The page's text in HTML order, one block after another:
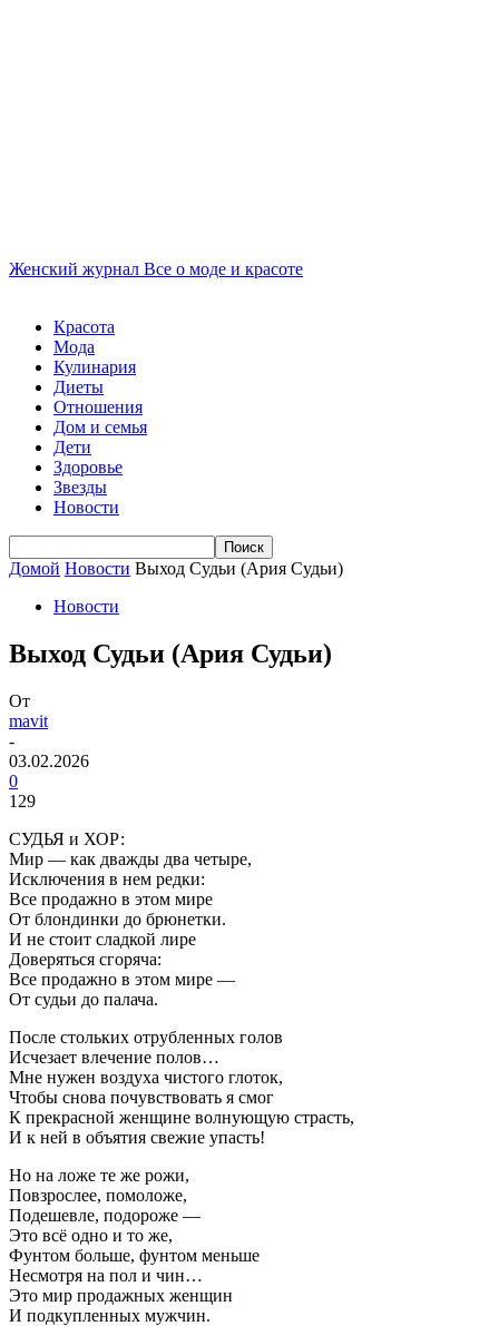
Женский журнал Все о моде и красоте
Красота
Мода
Кулинария
Диеты
Отношения
Дом и семья
Дети
Здоровье
Звезды
Новости
Домой Новости Выход Судьи (Ария Судьи)
Новости
Выход Судьи (Ария Судьи)
От
mavit
-
03.02.2026
0
129
СУДЬЯ и ХОР:
Мир — как дважды два четыре,
Исключения в нем редки:
Все продажно в этом мире
От блондинки до брюнетки.
И не стоит сладкой лире
Доверяться сгоряча:
Все продажно в этом мире —
От судьи до палача.
После стольких отрубленных голов
Исчезает влечение полов…
Мне нужен воздуха чистого глоток,
Чтобы снова почувствовать я смог
К прекрасной женщине волнующую страсть,
И к ней в объятия свежие упасть!
Но на ложе те же рожи,
Повзрослее, помоложе,
Подешевле, подороже —
Это всё одно и то же,
Фунтом больше, фунтом меньше
Несмотря на пол и чин…
Это мир продажных женщин
И подкупленных мужчин.